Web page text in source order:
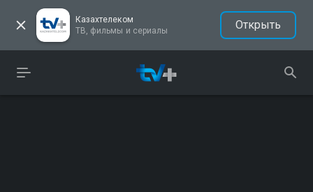
Казахтелеком
ТВ, фильмы и сериалы
Открыть